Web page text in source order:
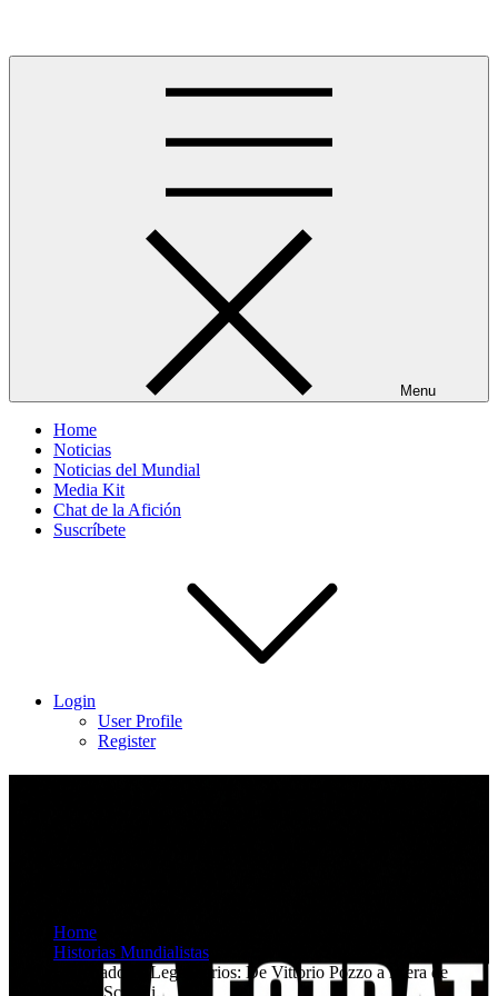
Menu
Home
Noticias
Noticias del Mundial
Media Kit
Chat de la Afición
Suscríbete
Login
User Profile
Register
Home
Historias Mundialistas
Entrenadores Legendarios: De Vittorio Pozzo a la era de
Lionel Scaloni.